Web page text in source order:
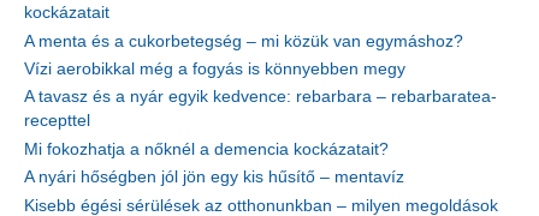
kockázatait
A menta és a cukorbetegség – mi közük van egymáshoz?
Vízi aerobikkal még a fogyás is könnyebben megy
A tavasz és a nyár egyik kedvence: rebarbara – rebarbaratea-
recepttel
Mi fokozhatja a nőknél a demencia kockázatait?
A nyári hőségben jól jön egy kis hűsítő – mentavíz
Kisebb égési sérülések az otthonunkban – milyen megoldások